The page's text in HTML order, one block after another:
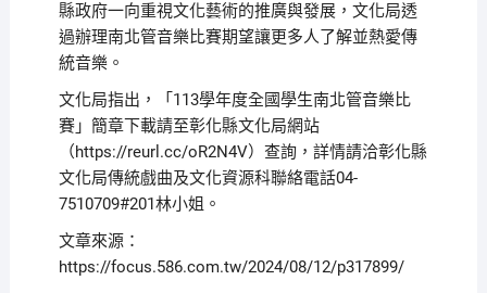
縣政府一向重視文化藝術的推廣與發展，文化局透
過辦理南北管音樂比賽期望讓更多人了解並熱愛傳
統音樂。
文化局指出，「113學年度全國學生南北管音樂比
賽」簡章下載請至彰化縣文化局網站
（https://reurl.cc/oR2N4V）查詢，詳情請洽彰化縣
文化局傳統戲曲及文化資源科聯絡電話04-
7510709#201林小姐。
文章來源：
https://focus.586.com.tw/2024/08/12/p317899/